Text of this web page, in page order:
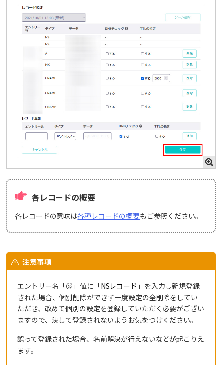
各レコードの概要
各レコードの意味は各種レコードの概要もご参照ください。
注意事項
エントリー名「＠」値に「NSレコード 」を入力し新規登録
された場合、個別削除ができず一度設定の全削除をしてい
ただき、改めて個別の設定を登録していただく必要がござい
ますので、決して登録されないようお気をつけください。
誤って登録された場合、名前解決が行えないなどが起こりえ
ます。